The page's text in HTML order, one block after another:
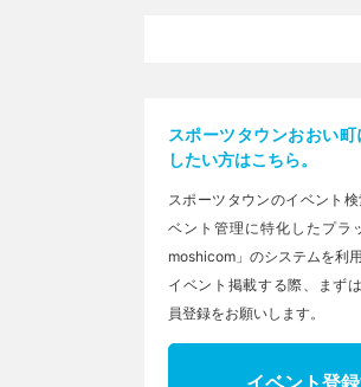
スポーツタウンおおい
したい方はこちら。
スポーツタウンのイベント
ベント管理に特化したプラ
moshicom」のシステムを利
イベント掲載する際、まず
員登録をお願いします。
イベント登